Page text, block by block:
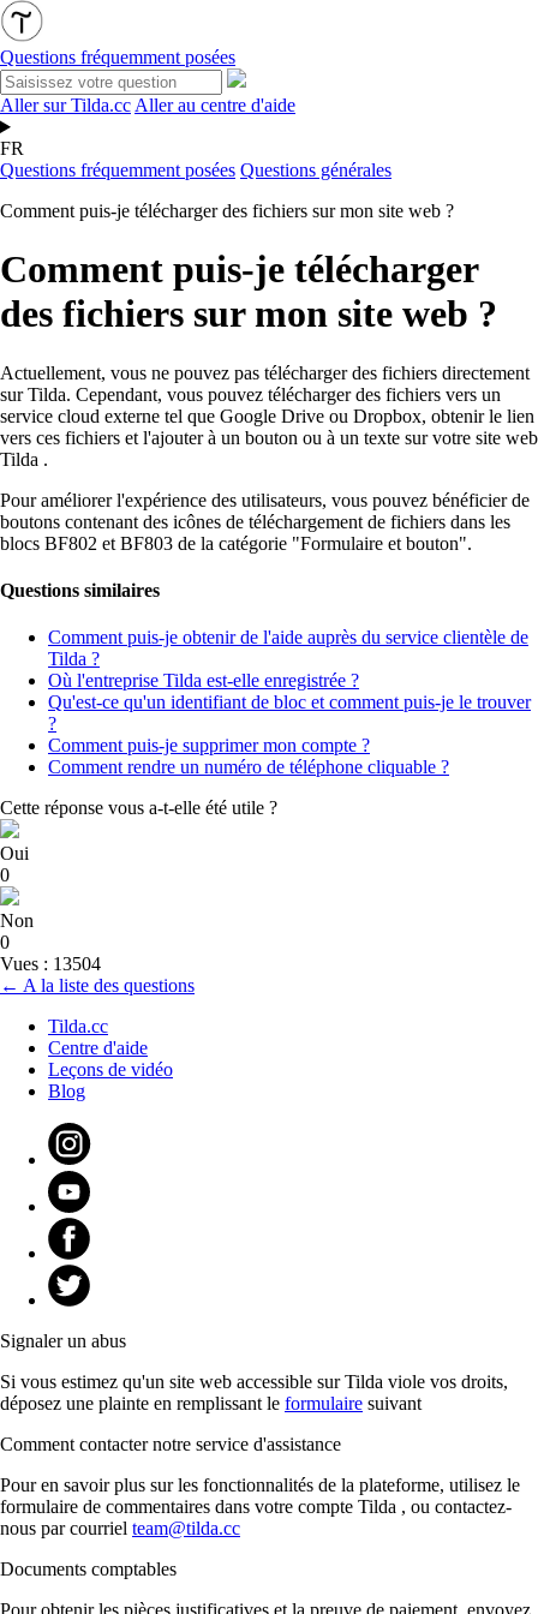
Questions fréquemment posées
Aller sur Tilda.cc Aller au centre d'aide
FR
Questions fréquemment posées Questions générales
Comment puis-je télécharger des fichiers sur mon site web ?
Comment puis-je télécharger
des fichiers sur mon site web ?
Actuellement, vous ne pouvez pas télécharger des fichiers directement
sur Tilda. Cependant, vous pouvez télécharger des fichiers vers un
service cloud externe tel que Google Drive ou Dropbox, obtenir le lien
vers ces fichiers et l'ajouter à un bouton ou à un texte sur votre site web
Tilda .
Pour améliorer l'expérience des utilisateurs, vous pouvez bénéficier de
boutons contenant des icônes de téléchargement de fichiers dans les
blocs BF802 et BF803 de la catégorie "Formulaire et bouton".
Questions similaires
Comment puis-je obtenir de l'aide auprès du service clientèle de
Tilda ?
Où l'entreprise Tilda est-elle enregistrée ?
Qu'est-ce qu'un identifiant de bloc et comment puis-je le trouver
?
Comment puis-je supprimer mon compte ?
Comment rendre un numéro de téléphone cliquable ?
Cette réponse vous a-t-elle été utile ?
Oui
0
Non
0
Vues : 13504
← A la liste des questions
Tilda.cc
Centre d'aide
Leçons de vidéo
Blog
Signaler un abus
Si vous estimez qu'un site web accessible sur Tilda viole vos droits,
déposez une plainte en remplissant le formulaire suivant
Comment contacter notre service d'assistance
Pour en savoir plus sur les fonctionnalités de la plateforme, utilisez le
formulaire de commentaires dans votre compte Tilda , ou contactez-
nous par courriel team@tilda.cc
Documents comptables